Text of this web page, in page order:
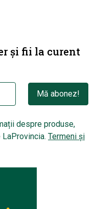
și fii la curent
Mă abonez!
despre produse,
Termeni și